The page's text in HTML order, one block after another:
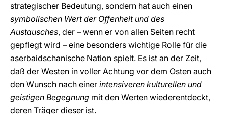
strategischer Bedeutung, sondern hat auch einen
symbolischen Wert der Offenheit und des
Austausches, der – wenn er von allen Seiten recht
gepflegt wird – eine besonders wichtige Rolle für die
aserbaidschanische Nation spielt. Es ist an der Zeit,
daß der Westen in voller Achtung vor dem Osten auch
den Wunsch nach einer intensiveren kulturellen und
geistigen Begegnung mit den Werten wiederentdeckt,
deren Träger dieser ist.